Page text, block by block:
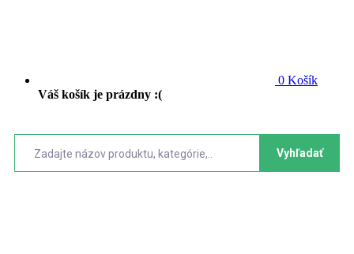
0 Košík
Váš košík je prázdny :(
Vyhľadať